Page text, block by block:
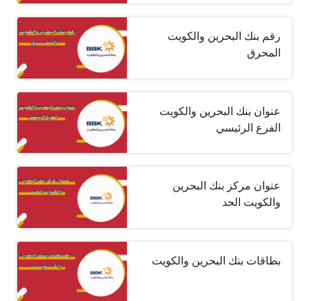
رقم بنك البحرين والكويت
المحرق
عنوان بنك البحرين والكويت
الفرع الرئيسي
عنوان مركز بنك البحرين
والكويت الحد
بطاقات بنك البحرين والكويت